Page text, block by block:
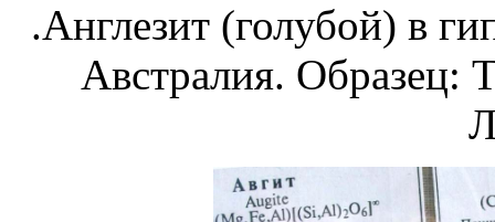
.Англезит (голубой) в
Австралия.